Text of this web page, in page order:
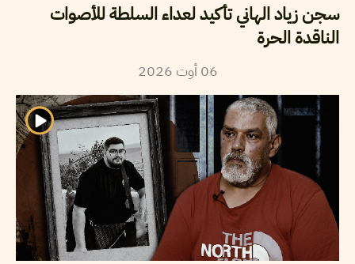
سجن زياد الهاني تأكيد لعداء السلطة للأصوات
الناقدة الحرة
06 أوت2026